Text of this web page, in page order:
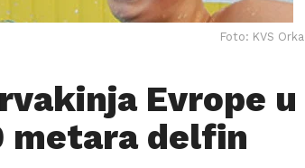
Foto: KVS Orka
Evrope u
metara delfin